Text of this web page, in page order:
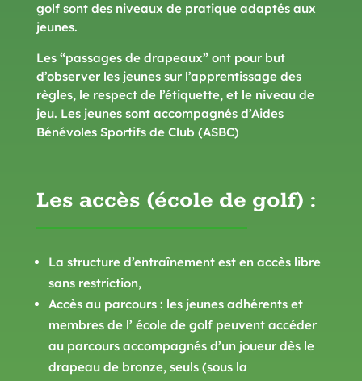
golf sont des niveaux de pratique adaptés aux
jeunes.
Les “passages de drapeaux” ont pour but
d’observer les jeunes sur l’apprentissage des
règles, le respect de l’étiquette, et le niveau de
jeu. Les jeunes sont accompagnés d’Aides
Bénévoles Sportifs de Club (ASBC)
Les accès (école de golf) :
La structure d’entraînement est en accès libre
sans restriction,
Accès au parcours : les jeunes adhérents et
membres de l’ école de golf peuvent accéder
au parcours accompagnés d’un joueur dès le
drapeau de bronze, seuls (sous la